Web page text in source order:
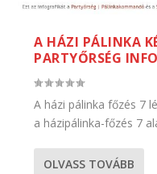
A HÁZI PÁLINKA
PARTYŐRSÉG
A házi pálinka főzés 7
a házipálinka-főzés 7
OLVASS TOVÁBB